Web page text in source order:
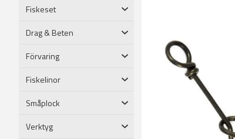
Fiskeset
Drag & Beten
Förvaring
Fiskelinor
Småplock
Verktyg